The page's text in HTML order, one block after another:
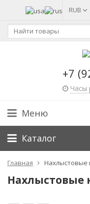
RUB
+7
Часы
Меню
Каталог
Главная Нахлыстовые
Нахлыстовые